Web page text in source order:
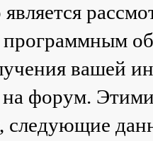
программным
вашей
на форум.
следующие